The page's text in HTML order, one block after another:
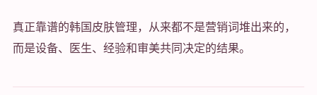
真正靠谱的韩国皮肤管理，从来都不是营销词堆出来的，
而是设备、医生、经验和审美共同决定的结果。